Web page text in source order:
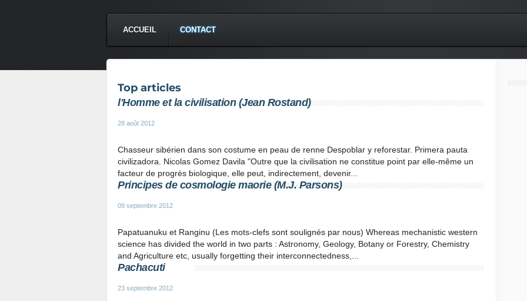
ACCUEIL CONTACT
Top articles
l'Homme et la civilisation (Jean Rostand)
28 août 2012
Chasseur sibérien dans son costume en peau de renne Despoblar y reforestar. Primera pauta
civilizadora. Nicolas Gomez Davila "Outre que la civilisation ne constitue point par elle-même un
facteur de progrès biologique, elle peut, indirectement, devenir...
Principes de cosmologie maorie (M.J. Parsons)
09 septembre 2012
Papatuanuku et Ranginu (Les mots-clefs sont soulignés par nous) Whereas mechanistic western
science has divided the world in two parts : Astronomy, Geology, Botany or Forestry, Chemistry
and Agriculture etc, usually forgetting their interconnectedness,...
Pachacuti
23 septembre 2012